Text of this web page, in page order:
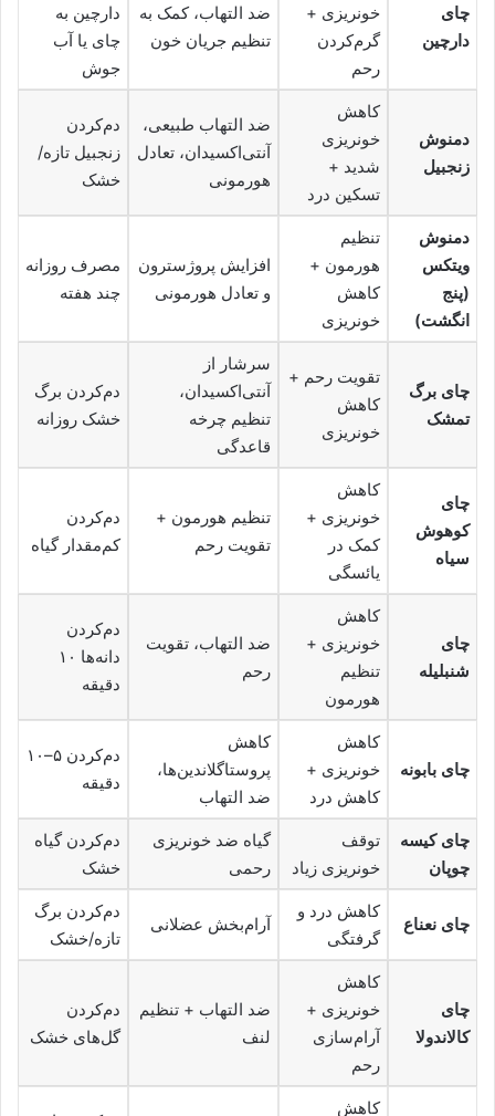
چای
دارچین
خونریزی +
گرم‌کردن
رحم
ضد التهاب، کمک به
تنظیم جریان خون
دارچین به
چای یا آب
جوش
دمنوش
زنجبیل
کاهش
خونریزی
شدید +
تسکین درد
ضد التهاب طبیعی،
آنتی‌اکسیدان، تعادل
هورمونی
دم‌کردن
زنجبیل تازه/
خشک
دمنوش
ویتکس
(پنج
انگشت)
تنظیم
هورمون +
کاهش
خونریزی
افزایش پروژسترون
و تعادل هورمونی
مصرف روزانه
چند هفته
چای برگ
تمشک
تقویت رحم +
کاهش
خونریزی
سرشار از
آنتی‌اکسیدان،
تنظیم چرخه
قاعدگی
دم‌کردن برگ
خشک روزانه
چای
کوهوش
سیاه
کاهش
خونریزی +
کمک در
یائسگی
تنظیم هورمون +
تقویت رحم
دم‌کردن
کم‌مقدار گیاه
چای
شنبلیله
کاهش
خونریزی +
تنظیم
هورمون
ضد التهاب، تقویت
رحم
دم‌کردن
دانه‌ها ۱۰
دقیقه
چای بابونه
کاهش
خونریزی +
کاهش درد
کاهش
پروستاگلاندین‌ها،
ضد التهاب
دم‌کردن ۵–۱۰
دقیقه
چای کیسه
چوپان
توقف
خونریزی زیاد
گیاه ضد خونریزی
رحمی
دم‌کردن گیاه
خشک
چای نعناع
کاهش درد و
گرفتگی
آرام‌بخش عضلانی
دم‌کردن برگ
تازه/خشک
چای
کالاندولا
کاهش
خونریزی +
آرام‌سازی
رحم
ضد التهاب + تنظیم
لنف
دم‌کردن
گل‌های خشک
کاهش